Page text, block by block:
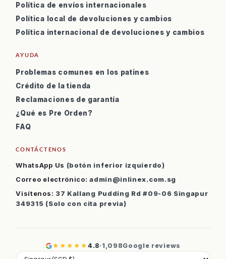
Política de envíos internacionales
Política local de devoluciones y cambios
Política internacional de devoluciones y cambios
AYUDA
Problemas comunes en los patines
Crédito de la tienda
Reclamaciones de garantía
¿Qué es Pre Orden?
FAQ
CONTÁCTENOS
WhatsApp Us (botón inferior izquierdo)
Correo electrónico: admin@inlinex.com.sg
Visítenos: 37 Kallang Pudding Rd #09-06 Singapur
349315 (Solo con cita previa)
★★★★★4.8· 1,098Google reviews